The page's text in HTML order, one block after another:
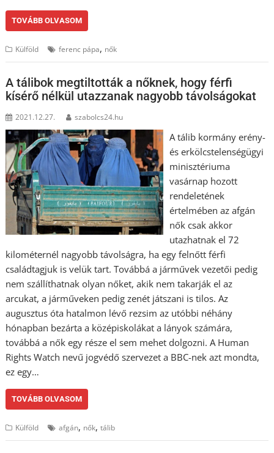
TOVÁBB OLVASOM
Külföld ferenc pápa, nők
A tálibok megtiltották a nőknek, hogy férfi
kísérő nélkül utazzanak nagyobb távolságokat
2021.12.27. szabolcs24.hu
A tálib kormány erény-
és erkölcstelenségügyi
minisztériuma
vasárnap hozott
rendeletének
értelmében az afgán
nők csak akkor
utazhatnak el 72
kilométernél nagyobb távolságra, ha egy felnőtt férfi
családtagjuk is velük tart. Továbbá a járművek vezetői pedig
nem szállíthatnak olyan nőket, akik nem takarják el az
arcukat, a járműveken pedig zenét játszani is tilos. Az
augusztus óta hatalmon lévő rezsim az utóbbi néhány
hónapban bezárta a középiskolákat a lányok számára,
továbbá a nők egy része el sem mehet dolgozni. A Human
Rights Watch nevű jogvédő szervezet a BBC-nek azt mondta,
ez egy…
TOVÁBB OLVASOM
Külföld afgán, nők,tálib